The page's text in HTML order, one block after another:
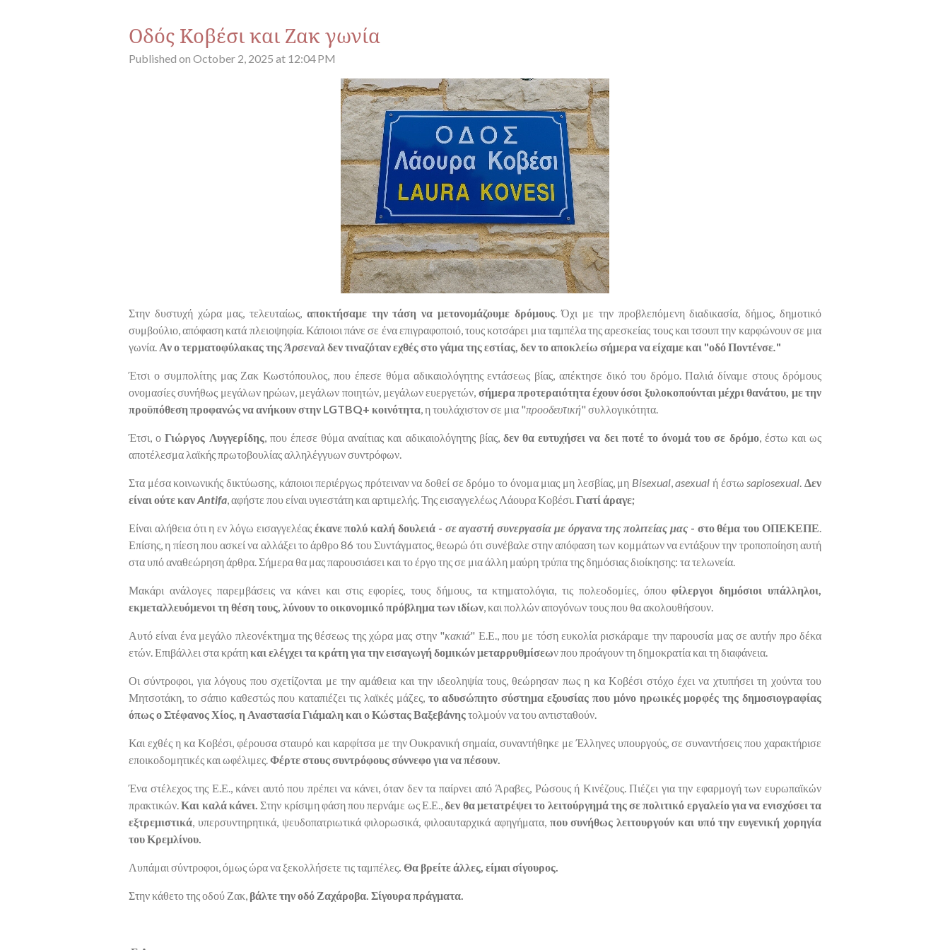
Οδός Κοβέσι και Ζακ γωνία
Published on October 2, 2025 at 12:04 PM
Στην δυστυχή χώρα μας, τελευταίως, αποκτήσαμε την τάση να μετονομάζουμε δρόμους. Όχι με την προβλεπόμενη διαδικασία, δήμος, δημοτικό
συμβούλιο, απόφαση κατά πλειοψηφία. Κάποιοι πάνε σε ένα επιγραφοποιό, τους κοτσάρει μια ταμπέλα της αρεσκείας τους και τσουπ την καρφώνουν σε μια
γωνία. Αν ο τερματοφύλακας τηςΆρσεναλ δεν τιναζόταν εχθές στο γάμα της εστίας, δεν το αποκλείω σήμερα να είχαμε και "οδό Ποντένσε."
Έτσι ο συμπολίτης μας Ζακ Κωστόπουλος, που έπεσε θύμα αδικαιολόγητης εντάσεως βίας, απέκτησε δικό του δρόμο. Παλιά δίναμε στους δρόμους
ονομασίες συνήθως μεγάλων ηρώων, μεγάλων ποιητών, μεγάλων ευεργετών, σήμερα προτεραιότητα έχουν όσοι ξυλοκοπούνται μέχρι θανάτου, με την
προϋπόθεση προφανώς να ανήκουν στην LGTBQ+ κοινότητα, η τουλάχιστον σε μια "προοδευτική" συλλογικότητα.
Έτσι, οΓιώργος Λυγγερίδης, που έπεσε θύμα αναίτιας και αδικαιολόγητης βίας, δεν θα ευτυχήσει να δει ποτέ το όνομά του σε δρόμο, έστω και ως
αποτέλεσμα λαϊκής πρωτοβουλίας αλληλέγγυων συντρόφων.
Στα μέσα κοινωνικής δικτύωσης, κάποιοι περιέργως πρότειναν να δοθεί σε δρόμο το όνομα μιας μη λεσβίας, μη Bisexual,asexual ή έστωsapiosexual.Δεν
είναι ούτε κανAntifa, αφήστε που είναι υγιεστάτη και αρτιμελής. Της εισαγγελέως Λάουρα Κοβέσι.Γιατί άραγε;
Είναι αλήθεια ότι η εν λόγω εισαγγελέας έκανε πολύ καλή δουλειά - σε αγαστή συνεργασία με όργανα της πολιτείας μας - στο θέμα του ΟΠΕΚΕΠΕ.
Επίσης, η πίεση που ασκεί να αλλάξει το άρθρο 86 του Συντάγματος, θεωρώ ότι συνέβαλε στην απόφαση των κομμάτων να εντάξουν την τροποποίηση αυτή
στα υπό αναθεώρηση άρθρα. Σήμερα θα μας παρουσιάσει και το έργο της σε μια άλλη μαύρη τρύπα της δημόσιας διοίκησης: τα τελωνεία.
Μακάρι ανάλογες παρεμβάσεις να κάνει και στις εφορίες, τους δήμους, τα κτηματολόγια, τις πολεοδομίες, όπουφίλεργοι δημόσιοι υπάλληλοι,
εκμεταλλευόμενοι τη θέση τους, λύνουν το οικονομικό πρόβλημα των ιδίων, και πολλών απογόνων τους που θα ακολουθήσουν.
Αυτό είναι ένα μεγάλο πλεονέκτημα της θέσεως της χώρα μας στην "κακιά" Ε.Ε., που με τόση ευκολία ρισκάραμε την παρουσία μας σε αυτήν προ δέκα
ετών. Επιβάλλει στα κράτηκαι ελέγχει τα κράτη για την εισαγωγή δομικών μεταρρυθμίσεων που προάγουν τη δημοκρατία και τη διαφάνεια.
Οι σύντροφοι, για λόγους που σχετίζονται με την αμάθεια και την ιδεοληψία τους, θεώρησαν πως η κα Κοβέσι στόχο έχει να χτυπήσει τη χούντα του
Μητσοτάκη, το σάπιο καθεστώς που καταπιέζει τις λαϊκές μάζες, το αδυσώπητο σύστημα εξουσίας που μόνο ηρωικές μορφές της δημοσιογραφίας
όπως ο Στέφανος Χίος, η Αναστασία Γιάμαλη και ο Κώστας Βαξεβάνηςτολμούν να του αντισταθούν.
Και εχθές η κα Κοβέσι, φέρουσα σταυρό και καρφίτσα με την Ουκρανική σημαία, συναντήθηκε με Έλληνες υπουργούς, σε συναντήσεις που χαρακτήρισε
εποικοδομητικές και ωφέλιμες.Φέρτε στους συντρόφους σύννεφο για να πέσουν.
Ένα στέλεχος της Ε.Ε., κάνει αυτό που πρέπει να κάνει, όταν δεν τα παίρνει από Άραβες, Ρώσους ή Κινέζους. Πιέζει για την εφαρμογή των ευρωπαϊκών
πρακτικών.Και καλά κάνει. Στην κρίσιμη φάση που περνάμε ως Ε.Ε.,δεν θα μετατρέψει το λειτούργημά της σε πολιτικό εργαλείο για να ενισχύσει τα
εξτρεμιστικά, υπερσυντηρητικά, ψευδοπατριωτικά φιλορωσικά, φιλοαυταρχικά αφηγήματα, που συνήθως λειτουργούν και υπό την ευγενική χορηγία
του Κρεμλίνου.
Λυπάμαι σύντροφοι, όμως ώρα να ξεκολλήσετε τις ταμπέλες. Θα βρείτε άλλες, είμαι σίγουρος.
Στην κάθετο της οδού Ζακ, βάλτε την οδό Ζαχάροβα. Σίγουρα πράγματα.